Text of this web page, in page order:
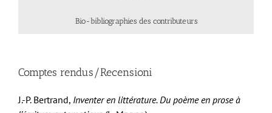
Bio-bibliographies des contributeurs
Comptes rendus/Recensioni
J.-P. Bertrand, Inventer en littérature. Du poème en prose à